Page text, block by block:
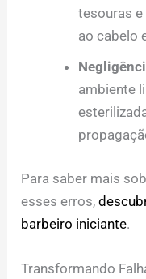
tesouras
ao cabelo
ambiente
Para saber mais
esses erros,
barbeiro iniciante.
Transformando